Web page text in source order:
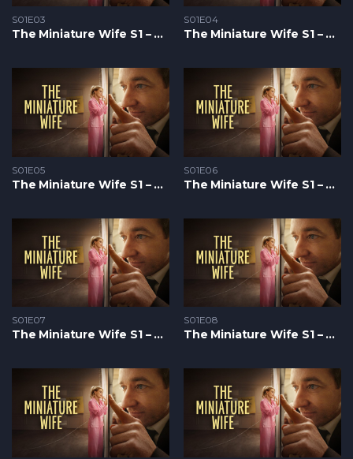
S01E03
The Miniature Wife S1 – Epizoda 03
S01E04
The Miniature Wife S1 – Epizoda 04
S01E05
The Miniature Wife S1 – Epizoda 05
S01E06
The Miniature Wife S1 – Epizoda 06
S01E07
The Miniature Wife S1 – Epizoda 07
S01E08
The Miniature Wife S1 – Epizoda 08